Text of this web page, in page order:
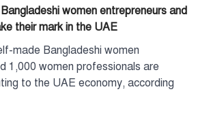
women entrepreneurs and
their mark in the UAE
made Bangladeshi women
1,000 women professionals are
to the UAE economy, according